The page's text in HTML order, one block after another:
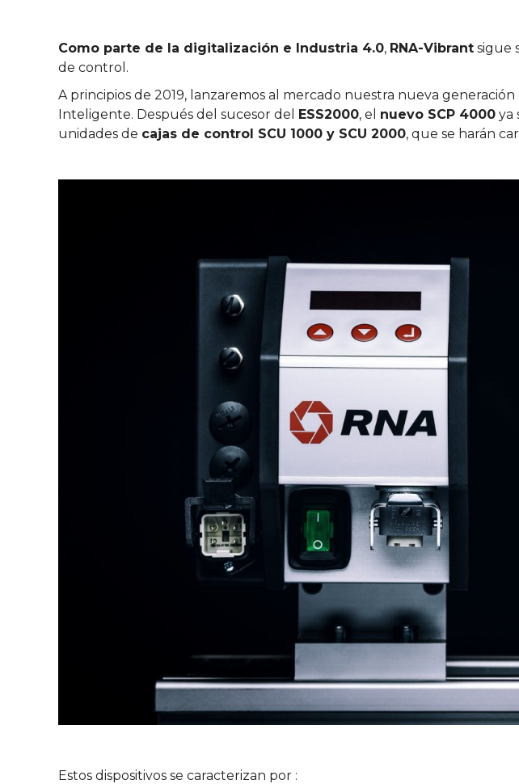
Como parte de la digitalización e Industria 4.0, RNA-Vibrant sigue
de control.
A principios de 2019, lanzaremos al mercado nuestra nueva
Inteligente. Después del sucesor del ESS2000, el nuevo SCP 4000 ya
unidades de cajas de control SCU 1000 y SCU 2000, que se harán
Estos dispositivos se caracterizan por :